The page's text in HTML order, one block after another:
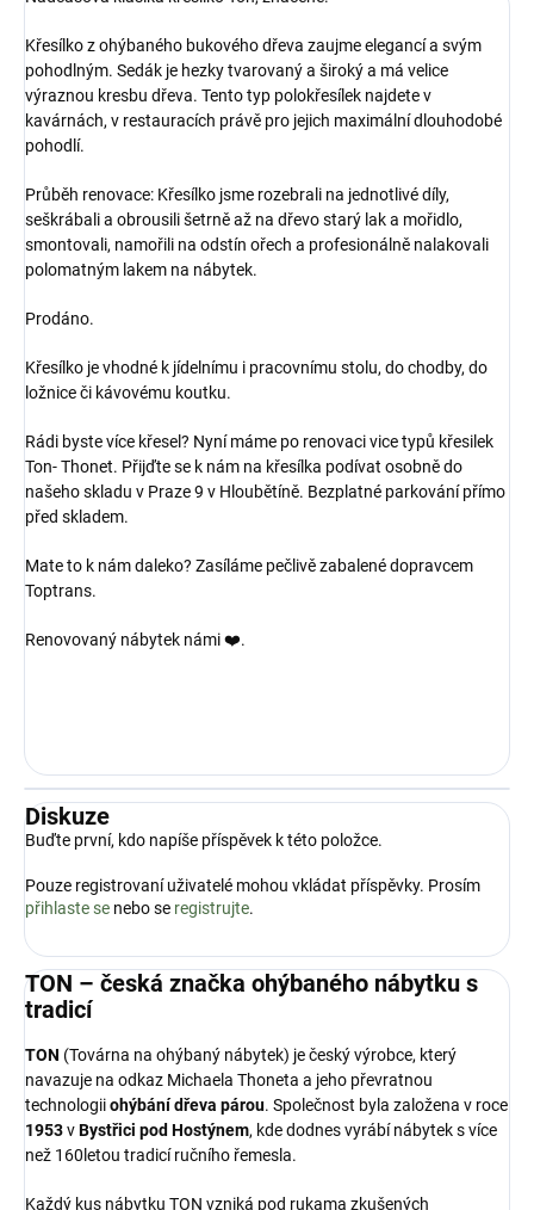
Křesílko z ohýbaného bukového dřeva zaujme elegancí a svým
pohodlným. Sedák je hezky tvarovaný a široký a má velice
výraznou kresbu dřeva. Tento typ polokřesílek najdete v
kavárnách, v restauracích právě pro jejich maximální dlouhodobé
pohodlí.
Průběh renovace: Křesílko jsme rozebrali na jednotlivé díly,
seškrábali a obrousili šetrně až na dřevo starý lak a mořidlo,
smontovali, namořili na odstín ořech a profesionálně nalakovali
polomatným lakem na nábytek.
Prodáno.
Křesílko je vhodné k jídelnímu i pracovnímu stolu, do chodby, do
ložnice či kávovému koutku.
Rádi byste více křesel? Nyní máme po renovaci vice typů křesilek
Ton- Thonet. Přijďte se k nám na křesílka podívat osobně do
našeho skladu v Praze 9 v Hloubětíně. Bezplatné parkování přímo
před skladem.
Mate to k nám daleko? Zasíláme pečlivě zabalené dopravcem
Toptrans.
Renovovaný nábytek námi ❤️.
Diskuze
Buďte první, kdo napíše příspěvek k této položce.
Pouze registrovaní uživatelé mohou vkládat příspěvky. Prosím
přihlaste se nebo se registrujte.
TON – česká značka ohýbaného nábytku s
tradicí
TON (Továrna na ohýbaný nábytek) je český výrobce, který
navazuje na odkaz Michaela Thoneta a jeho převratnou
technologiiohýbání dřeva párou. Společnost byla založena v roce
1953vBystřici pod Hostýnem, kde dodnes vyrábí nábytek s více
než 160letou tradicí ručního řemesla.
Každý kus nábytku TON vzniká pod rukama zkušených